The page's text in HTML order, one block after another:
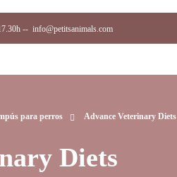
-- info@petitsanimals.com
para perros Advance Veterinary Diets
Diets